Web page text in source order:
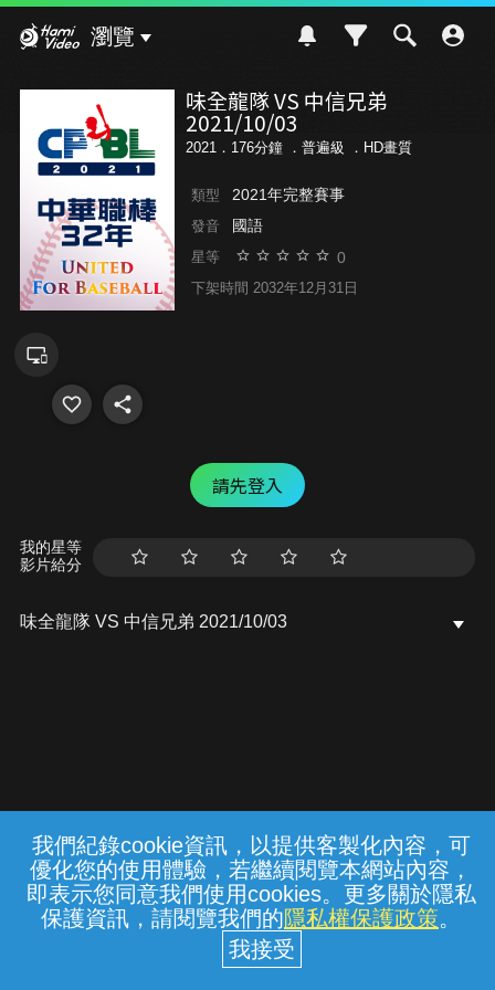
我們紀錄cookie資訊，以提供客製化內容，可
優化您的使用體驗，若繼續閱覽本網站內容，
即表示您同意我們使用cookies。更多關於隱私
保護資訊，請閱覽我們的隱私權保護政策。
瀏覽
味全龍隊 VS 中信兄弟
2021/10/03
2021．176分鐘 ． 普遍級 ．HD畫質
類型 2021年完整賽事
發音 國語
星等 0
下架時間 2032年12月31日
請先登入
我的星等
影片給分
味全龍隊 VS 中信兄弟 2021/10/03
常見問題 線上客服 服務條款 隱私權保護
中華電信股份有限公司個人家庭分公司
(統一編號：96979949) © 2026
{{notifyMsg}}